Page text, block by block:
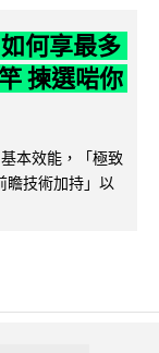
何享最多
揀選啱你
本效能，「極致
瞻技術加持」以